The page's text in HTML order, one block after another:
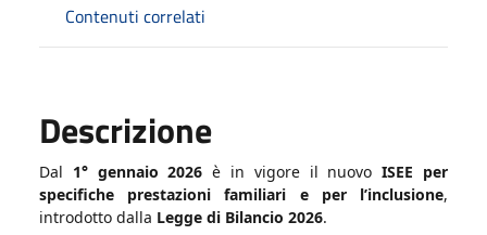
Contenuti correlati
Descrizione
Dal 1° gennaio 2026 è in vigore il nuovoISEE per
specifiche prestazioni familiari e per l’inclusione,
introdotto dalla Legge di Bilancio 2026.